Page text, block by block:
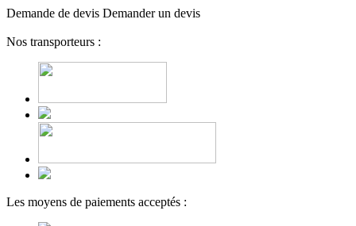
Demande de devis Demander un devis
Nos transporteurs :
Les moyens de paiements acceptés :